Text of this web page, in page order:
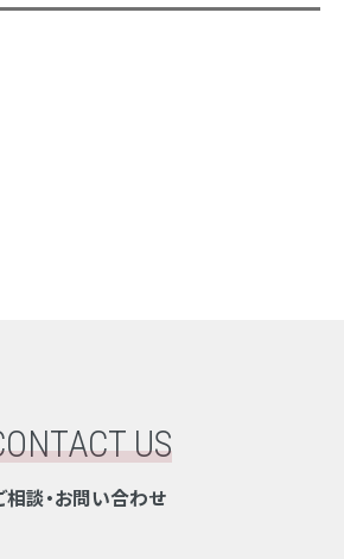
US
相談・お問い合わせ